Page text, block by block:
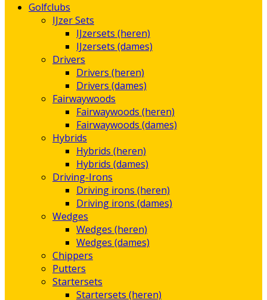
Golfclubs
IJzer Sets
IJzersets (heren)
IJzersets (dames)
Drivers
Drivers (heren)
Drivers (dames)
Fairwaywoods
Fairwaywoods (heren)
Fairwaywoods (dames)
Hybrids
Hybrids (heren)
Hybrids (dames)
Driving-Irons
Driving irons (heren)
Driving irons (dames)
Wedges
Wedges (heren)
Wedges (dames)
Chippers
Putters
Startersets
Startersets (heren)